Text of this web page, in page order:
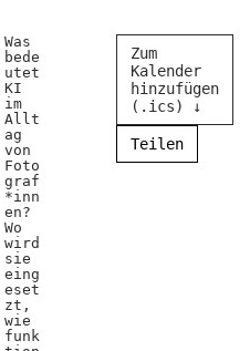
Was
bede
utet
KI
im
Allt
ag
von
Foto
graf
*inn
en?
Wo
wird
sie
eing
eset
zt,
wie
funk
Zum
Kalender
hinzufügen
(.ics) ↓
Teilen